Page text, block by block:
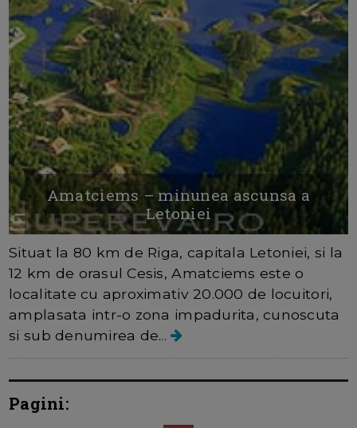
Amatciems – minunea ascunsa a
Letoniei
Situat la 80 km de Riga, capitala Letoniei, si la
12 km de orasul Cesis, Amatciems este o
localitate cu aproximativ 20.000 de locuitori,
amplasata intr-o zona impadurita, cunoscuta
si sub denumirea de...
Pagini: